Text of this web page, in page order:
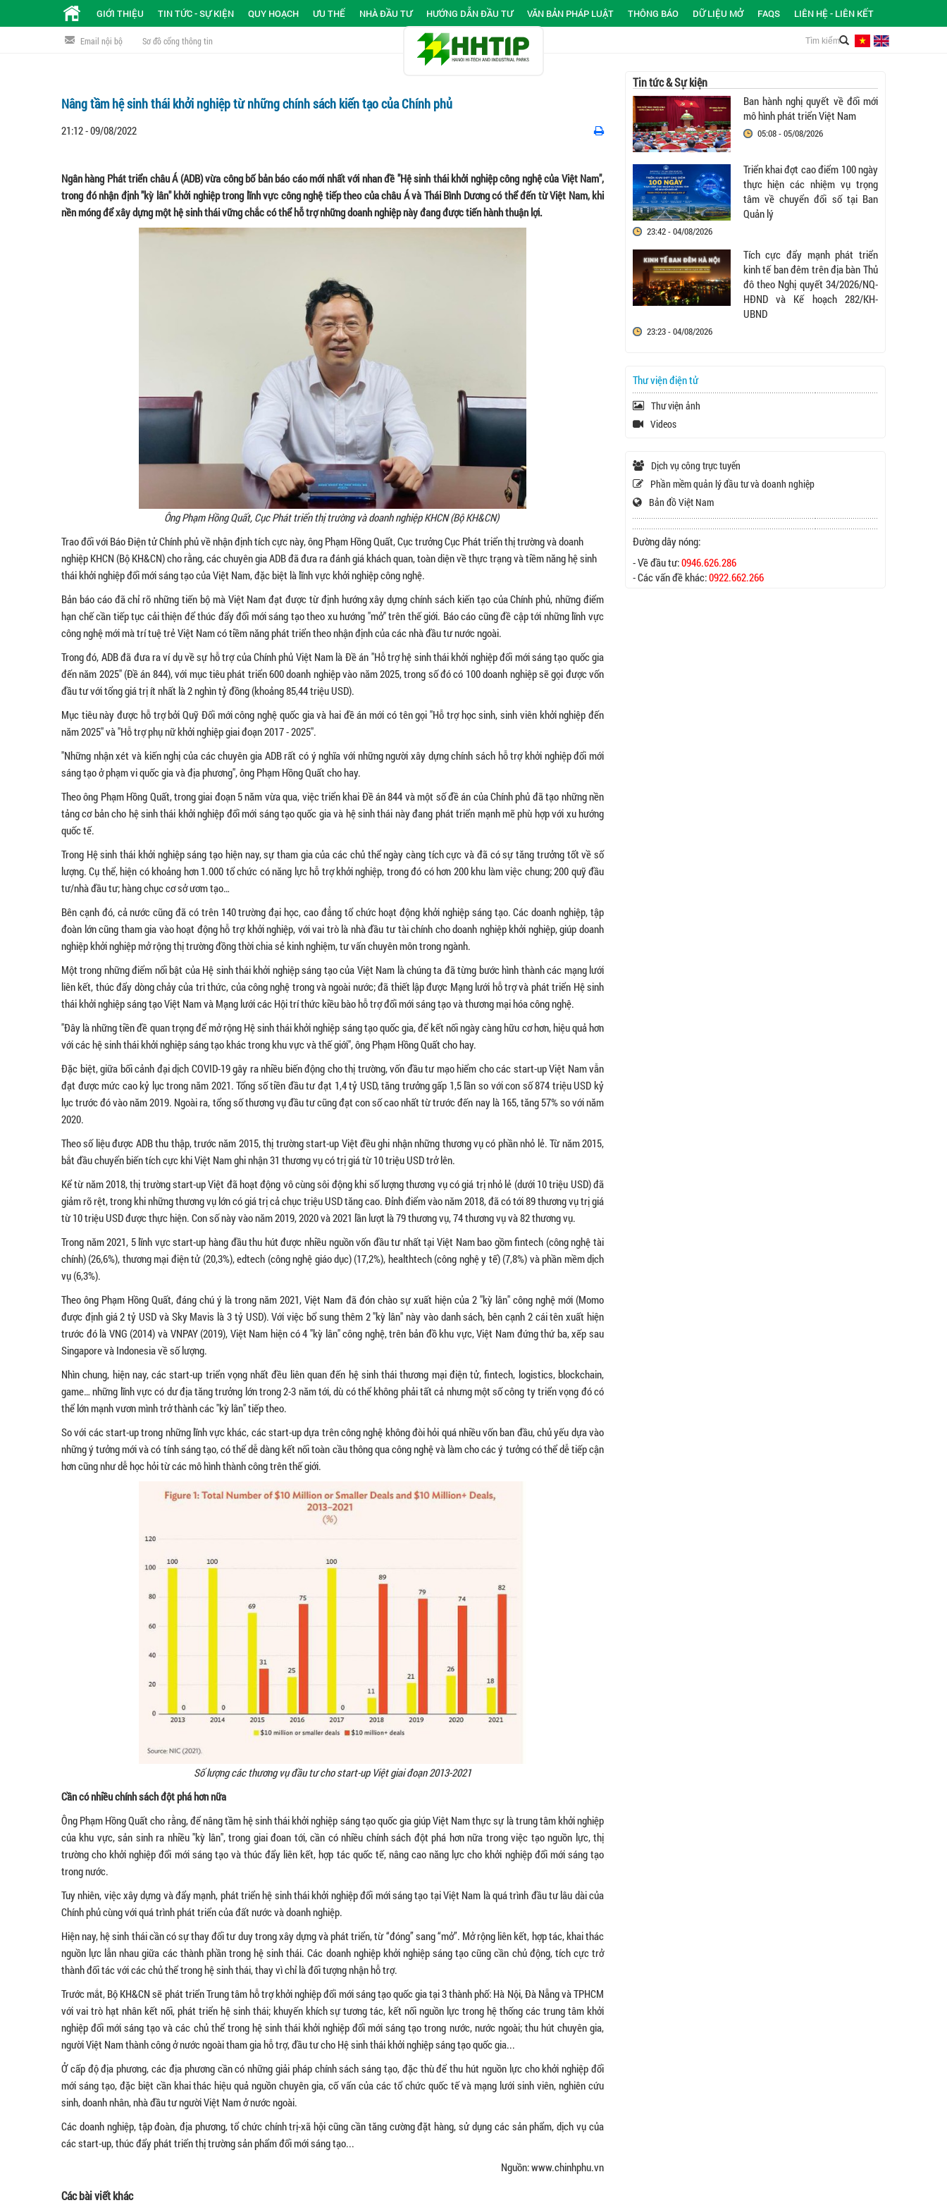
GIỚI THIỆU TIN TỨC - SỰ KIỆN QUY HOẠCH ƯU THẾ NHÀ ĐẦU TƯ HƯỚNG DẪN ĐẦU TƯ VĂN BẢN PHÁP LUẬT THÔNG BÁO DỮ LIỆU MỞ FAQS LIÊN HỆ - LIÊN KẾT
Email nội bộ Sơ đồ cổng thông tin
Nâng tầm hệ sinh thái khởi nghiệp từ những chính sách kiến tạo của Chính phủ
21:12 - 09/08/2022
Ngân hàng Phát triển châu Á (ADB) vừa công bố bản báo cáo mới nhất với nhan đề "Hệ sinh thái khởi nghiệp công nghệ của Việt Nam",
trong đó nhận định "kỳ lân" khởi nghiệp trong lĩnh vực công nghệ tiếp theo của châu Á và Thái Bình Dương có thể đến từ Việt Nam, khi
nền móng để xây dựng một hệ sinh thái vững chắc có thể hỗ trợ những doanh nghiệp này đang được tiến hành thuận lợi.
Ông Phạm Hồng Quất, Cục Phát triển thị trường và doanh nghiệp KHCN (Bộ KH&CN)
Traođổi với Báo Điện tử Chính phủ về nhận định tích cực này, ông Phạm Hồng Quất, Cục trưởng Cục Phát triển thị trường và doanh
nghiệp KHCN (Bộ KH&CN) cho rằng, các chuyên gia ADB đã đưa ra đánh giá khách quan, toàn diện về thực trạng và tiềm năng hệ sinh
thái khởi nghiệp đổi mới sáng tạo của Việt Nam, đặc biệt là lĩnh vực khởi nghiệp công nghệ.
Bản báo cáo đã chỉ rõ những tiến bộ mà Việt Nam đạt được từ định hướng xây dựng chính sách kiến tạo của Chính phủ, những điểm
hạn chế cần tiếp tục cải thiện để thúc đẩy đổi mới sáng tạo theo xu hướng "mở" trên thế giới. Báo cáo cũng đề cập tới những lĩnh vực
công nghệ mới mà trí tuệ trẻ Việt Nam có tiềm năng phát triển theo nhận định của các nhà đầu tư nước ngoài.
Trong đó, ADB đã đưa ra ví dụ về sự hỗ trợ của Chính phủ Việt Nam là Đề án "Hỗ trợ hệ sinh thái khởi nghiệp đổi mới sáng tạo quốc gia
đến năm 2025" (Đề án 844), với mục tiêu phát triển 600 doanh nghiệp vào năm 2025, trong số đó có 100 doanh nghiệp sẽ gọi được vốn
đầu tư với tổng giá trị ít nhất là 2 nghìn tỷ đồng (khoảng 85,44 triệu USD).
Mục tiêu này được hỗ trợ bởi Quỹ Đổi mới công nghệ quốc gia và hai đề án mới có tên gọi "Hỗ trợ học sinh, sinh viên khởi nghiệp đến
năm 2025" và "Hỗ trợ phụ nữ khởi nghiệp giai đoạn 2017 - 2025".
"Những nhận xét và kiến nghị của các chuyên gia ADB rất có ý nghĩa với những người xây dựng chính sách hỗ trợ khởi nghiệp đổi mới
sáng tạo ở phạm vi quốc gia và địa phương", ông Phạm Hồng Quất cho hay.
Theo ông Phạm Hồng Quất, trong giai đoạn 5 năm vừa qua, việc triển khai Đề án 844 và một số đề án của Chính phủ đã tạo những nền
tảng cơ bản cho hệ sinh thái khởi nghiệp đổi mới sáng tạo quốc gia và hệ sinh thái này đang phát triển mạnh mẽ phù hợp với xu hướng
quốc tế.
Trong Hệ sinh thái khởi nghiệp sáng tạo hiện nay, sự tham gia của các chủ thể ngày càng tích cực và đã có sự tăng trưởng tốt về số
lượng. Cụ thể, hiện có khoảng hơn 1.000 tổ chức có năng lực hỗ trợ khởi nghiệp, trong đó có hơn 200 khu làm việc chung; 200 quỹ đầu
tư/nhà đầu tư; hàng chục cơ sở ươm tạo…
Bên cạnh đó, cả nước cũng đã có trên 140 trường đại học, cao đẳng tổ chức hoạt động khởi nghiệp sáng tạo. Các doanh nghiệp, tập
đoàn lớn cũng tham gia vào hoạt động hỗ trợ khởi nghiệp, với vai trò là nhà đầu tư tài chính cho doanh nghiệp khởi nghiệp, giúp doanh
nghiệp khởi nghiệp mở rộng thị trường đồng thời chia sẻ kinh nghiệm, tư vấn chuyên môn trong ngành.
Một trong những điểm nổi bật của Hệ sinh thái khởi nghiệp sáng tạo của Việt Nam là chúng ta đã từng bước hình thành các mạng lưới
liên kết, thúc đẩy dòng chảy của tri thức, của công nghệ trong và ngoài nước; đã thiết lập được Mạng lưới hỗ trợ và phát triển Hệ sinh
thái khởi nghiệp sáng tạo Việt Nam và Mạng lưới các Hội trí thức kiều bào hỗ trợ đổi mới sáng tạo và thương mại hóa công nghệ.
"Đây là những tiền đề quan trọng để mở rộng Hệ sinh thái khởi nghiệp sáng tạo quốc gia, để kết nối ngày càng hữu cơ hơn, hiệu quả hơn
với các hệ sinh thái khởi nghiệp sáng tạo khác trong khu vực và thế giới", ông Phạm Hồng Quất cho hay.
Đặc biệt, giữa bối cảnh đại dịch COVID-19 gây ra nhiều biến động cho thị trường, vốn đầu tư mạo hiểm cho các start-up Việt Nam vẫn
đạt được mức cao kỷ lục trong năm 2021. Tổng số tiền đầu tư đạt 1,4 tỷ USD, tăng trưởng gấp 1,5 lần so với con số 874 triệu USD kỷ
lục trước đó vào năm 2019. Ngoài ra, tổng số thương vụ đầu tư cũng đạt con số cao nhất từ trước đến nay là 165, tăng 57% so với năm
2020.
Theo số liệu được ADB thu thập, trước năm 2015, thị trường start-up Việt đều ghi nhận những thương vụ có phần nhỏ lẻ. Từ năm 2015,
bắt đầu chuyển biến tích cực khi Việt Nam ghi nhận 31 thương vụ có trị giá từ 10 triệu USD trở lên.
Kể từ năm 2018, thị trường start-up Việt đã hoạt động vô cùng sôi động khi số lượng thương vụ có giá trị nhỏ lẻ (dưới 10 triệu USD) đã
giảm rõ rệt, trong khi những thương vụ lớn có giá trị cả chục triệu USD tăng cao. Đỉnh điểm vào năm 2018, đã có tới 89 thương vụ trị giá
từ 10 triệu USD được thực hiện. Con số này vào năm 2019, 2020 và 2021 lần lượt là 79 thương vụ, 74 thương vụ và 82 thương vụ.
Trong năm 2021, 5 lĩnh vực start-up hàng đầu thu hút được nhiều nguồn vốn đầu tư nhất tại Việt Nam bao gồm fintech (công nghệ tài
chính) (26,6%), thương mại điện tử (20,3%), edtech (công nghệ giáo dục) (17,2%), healthtech (công nghệ y tế) (7,8%) và phần mềm dịch
vụ (6,3%).
Theo ông Phạm Hồng Quất, đáng chú ý là trong năm 2021, Việt Nam đã đón chào sự xuất hiện của 2 "kỳ lân" công nghệ mới (Momo
được định giá 2 tỷ USD và Sky Mavis là 3 tỷ USD). Với việc bổ sung thêm 2 "kỳ lân" này vào danh sách, bên cạnh 2 cái tên xuất hiện
trước đó là VNG (2014) và VNPAY (2019), Việt Nam hiện có 4 "kỳ lân" công nghệ, trên bản đồ khu vực, Việt Nam đứng thứ ba, xếp sau
Singapore và Indonesia về số lượng.
Nhìn chung, hiện nay, các start-up triển vọng nhất đều liên quan đến hệ sinh thái thương mại điện tử, fintech, logistics, blockchain,
game… những lĩnh vực có dư địa tăng trưởng lớn trong 2-3 năm tới, dù có thể không phải tất cả nhưng một số công ty triển vọng đó có
thể lớn mạnh vươn mình trở thành các "kỳ lân" tiếp theo.
So với các start-up trong những lĩnh vực khác, các start-up dựa trên công nghệ không đòi hỏi quá nhiều vốn ban đầu, chủ yếu dựa vào
những ý tưởng mới và có tính sáng tạo, có thể dễ dàng kết nối toàn cầu thông qua công nghệ và làm cho các ý tưởng có thể dễ tiếp cận
hơn cũng như dễ học hỏi từ các mô hình thành công trên thế giới.
Số lượng các thương vụ đầu tư cho start-up Việt giai đoạn 2013-2021
Cần có nhiều chính sách đột phá hơn nữa
Ông Phạm Hồng Quất cho rằng, để nâng tầm hệ sinh thái khởi nghiệp sáng tạo quốc gia giúp Việt Nam thực sự là trung tâm khởi nghiệp
của khu vực, sản sinh ra nhiều "kỳ lân", trong giai đoan tới, cần có nhiều chính sách đột phá hơn nữa trong việc tạo nguồn lực, thị
trường cho khởi nghiệp đổi mới sáng tạo và thúc đẩy liên kết, hợp tác quốc tế, nâng cao năng lực cho khởi nghiệp đổi mới sáng tạo
trong nước.
Tuy nhiên, việc xây dựng và đẩy mạnh, phát triển hệ sinh thái khởi nghiệp đổi mới sáng tạo tại Việt Nam là quá trình đầu tư lâu dài của
Chính phủ cùng với quá trình phát triển của đất nước và doanh nghiệp.
Hiện nay, hệ sinh thái cần có sự thay đổi tư duy trong xây dựng và phát triển, từ “đóng” sang “mở”. Mở rộng liên kết, hợp tác, khai thác
nguồn lực lẫn nhau giữa các thành phần trong hệ sinh thái. Các doanh nghiệp khởi nghiệp sáng tạo cũng cần chủ động, tích cực trở
thành đối tác với các chủ thể trong hệ sinh thái, thay vì chỉ là đối tượng nhận hỗ trợ.
Trước mắt, Bộ KH&CN sẽ phát triển Trung tâm hỗ trợ khởi nghiệp đổi mới sáng tạo quốc gia tại 3 thành phố: Hà Nội, Đà Nẵng và TPHCM
với vai trò hạt nhân kết nối, phát triển hệ sinh thái; khuyến khích sự tương tác, kết nối nguồn lực trong hệ thống các trung tâm khởi
nghiệp đổi mới sáng tạo và các chủ thể trong hệ sinh thái khởi nghiệp đổi mới sáng tạo trong nước, nước ngoài; thu hút chuyên gia,
người Việt Nam thành công ở nước ngoài tham gia hỗ trợ, đầu tư cho Hệ sinh thái khởi nghiệp sáng tạo quốc gia...
Ở cấp độ địa phương, các địa phương cần có những giải pháp chính sách sáng tạo, đặc thù để thu hút nguồn lực cho khởi nghiệp đổi
mới sáng tạo, đặc biệt cần khai thác hiệu quả nguồn chuyên gia, cố vấn của các tổ chức quốc tế và mạng lưới sinh viên, nghiên cứu
sinh, doanh nhân, nhà đầu tư người Việt Nam ở nước ngoài.
Các doanh nghiệp, tập đoàn, địa phương, tổ chức chính trị-xã hội cũng cần tăng cường đặt hàng, sử dụng các sản phẩm, dịch vụ của
các start-up, thúc đẩy phát triển thị trường sản phẩm đổi mới sáng tạo...
Nguồn: www.chinhphu.vn
Các bài viết khác
Tin tức & Sự kiện
Ban hành nghị quyết về đổi mới
mô hình phát triển Việt Nam
05:08 - 05/08/2026
Triển khai đợt cao điểm 100 ngày
thực hiện các nhiệm vụ trọng
tâm về chuyển đổi số tại Ban
Quản lý
23:42 - 04/08/2026
Tích cực đẩy mạnh phát triển
kinh tế ban đêm trên địa bàn Thủ
đô theo Nghị quyết 34/2026/NQ-
HĐND và Kế hoạch 282/KH-
UBND
23:23 - 04/08/2026
Thư viện điện tử
Thư viện ảnh
Videos
Dịch vụ công trực tuyến
Phần mềm quản lý đầu tư và doanh nghiệp
Bản đồ Việt Nam
Đường dây nóng:
- Về đầu tư:0946.626.286
- Các vấn đề khác:0922.662.266